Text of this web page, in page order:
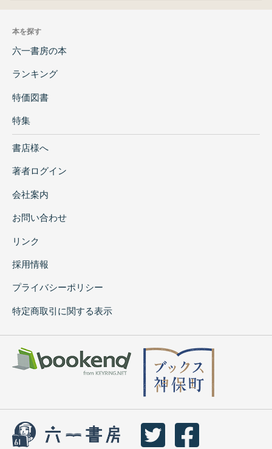
本を探す
六一書房の本
ランキング
特価図書
特集
書店様へ
著者ログイン
会社案内
お問い合わせ
リンク
採用情報
プライバシーポリシー
特定商取引に関する表示